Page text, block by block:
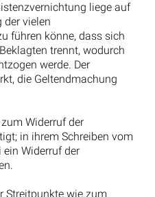
liege auf
der vielen
führen könne, dass sich
trennt, wodurch
werde. Der
die Geltendmachung
Widerruf der
in ihrem Schreiben vom
Widerruf der
Streitpunkte wie zum